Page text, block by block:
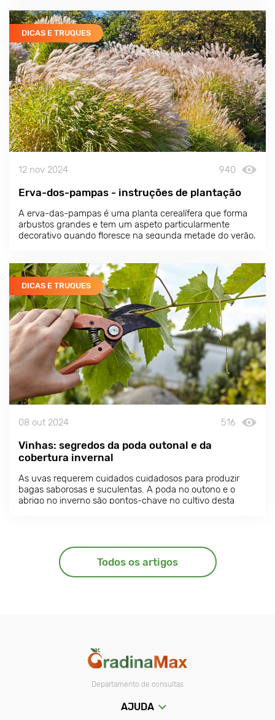
DICAS E TRUQUES
12 nov 2024 940
Erva-dos-pampas - instruções de plantação
A erva-das-pampas é uma planta cerealífera que forma
arbustos grandes e tem um aspeto particularmente
decorativo quando floresce na segunda metade do verão,
DICAS E TRUQUES
08 out 2024 516
Vinhas: segredos da poda outonal e da
cobertura invernal
As uvas requerem cuidados cuidadosos para produzir
bagas saborosas e suculentas. A poda no outono e o
abrigo no inverno são pontos-chave no cultivo desta
Todos os artigos
Departamento de consultas
AJUDA